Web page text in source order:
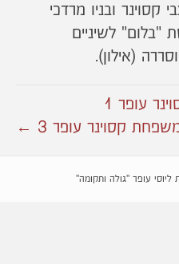
ובניו מרדכי
"בלום" לשיניים
(אילון).
עופר 1
קסוינר עופר 3 ←